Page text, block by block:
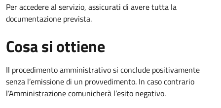
Per accedere al servizio, assicurati di avere tutta la
documentazione prevista.
Cosa si ottiene
Il procedimento amministrativo si conclude positivamente
senza l’emissione di un provvedimento. In caso contrario
l’Amministrazione comunicherà l’esito negativo.